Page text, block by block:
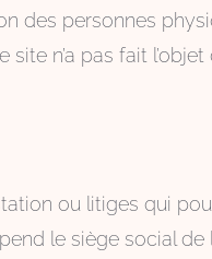
des personnes
n’a pas fait l’objet
ou litiges qui
le siège social de